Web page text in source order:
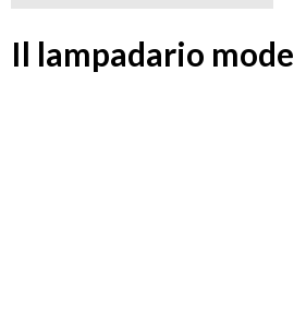
Il lampadario